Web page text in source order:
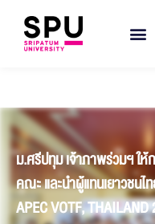
ม.ศรีปทุม เจ้าภาพร่วมฯ ใ
คณะ และนำผู้แทนเยาวชนไ
APEC VOTF, THAILAND